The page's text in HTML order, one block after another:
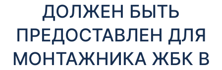
м
е
ДОЛЖЕН БЫТЬ
ПРЕДОСТАВЛЕН ДЛЯ
МОНТАЖНИКА ЖБК В